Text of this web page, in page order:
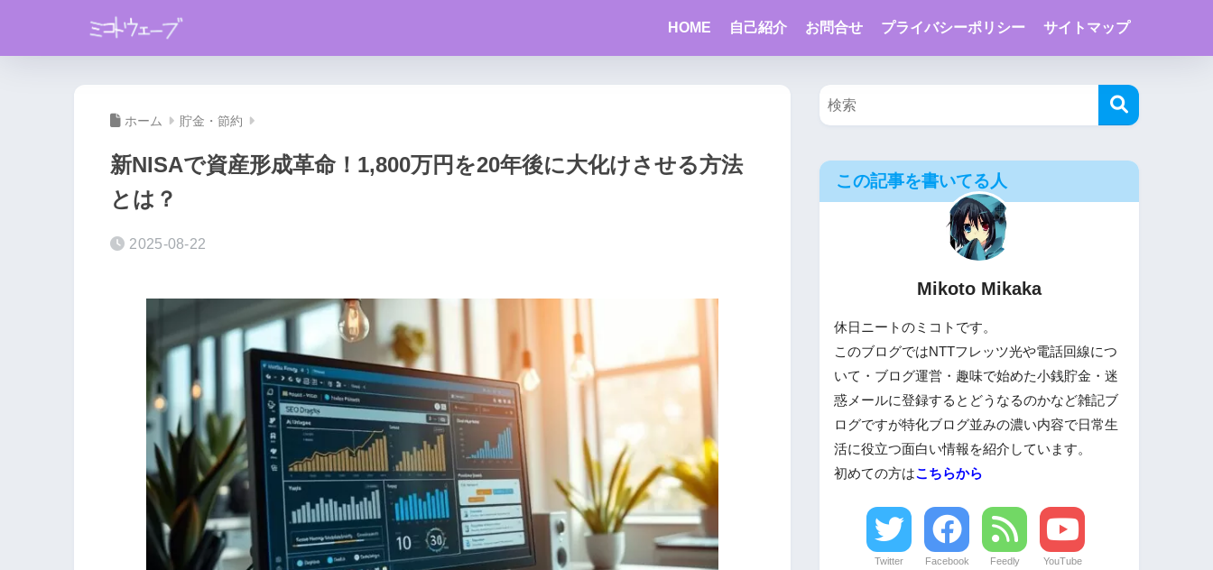
HOME 自己紹介 お問合せ プライバシーポリシー サイトマップ
ホーム 貯金・節約
新NISAで資産形成革命！1,800万円を20年後に大化けさせる方法
とは？
2025-08-22
この記事を書いてる人
Mikoto Mikaka
休日ニートのミコトです。
このブログではNTTフレッツ光や電話回線につ
いて・ブログ運営・趣味で始めた小銭貯金・迷
惑メールに登録するとどうなるのかなど雑記ブ
ログですが特化ブログ並みの濃い内容で日常生
活に役立つ面白い情報を紹介しています。
初めての方はこちらから
Twitter Facebook Feedly YouTube